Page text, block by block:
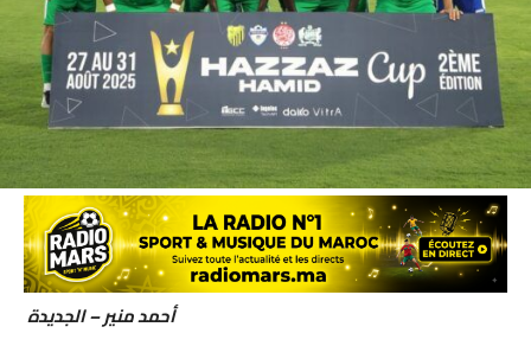
أحمد منير – الجديدة